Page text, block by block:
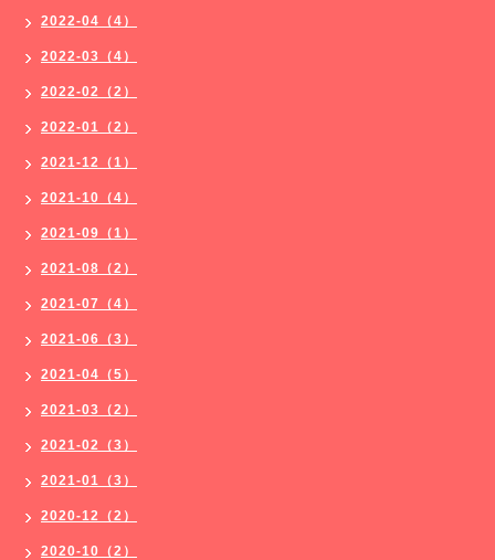
2022-04（4）
2022-03（4）
2022-02（2）
2022-01（2）
2021-12（1）
2021-10（4）
2021-09（1）
2021-08（2）
2021-07（4）
2021-06（3）
2021-04（5）
2021-03（2）
2021-02（3）
2021-01（3）
2020-12（2）
2020-10（2）